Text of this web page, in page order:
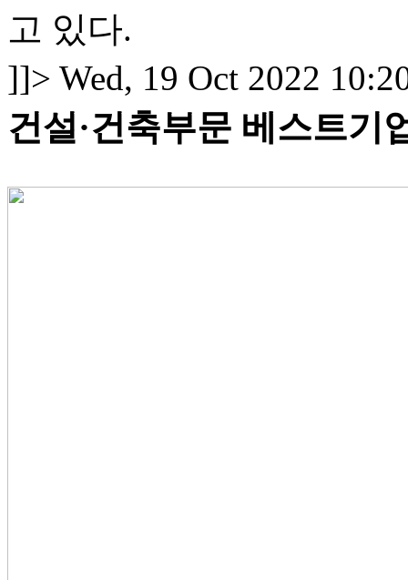
고 있다.
]]> Wed, 19 Oct 2022
건설·건축부문 베스트기